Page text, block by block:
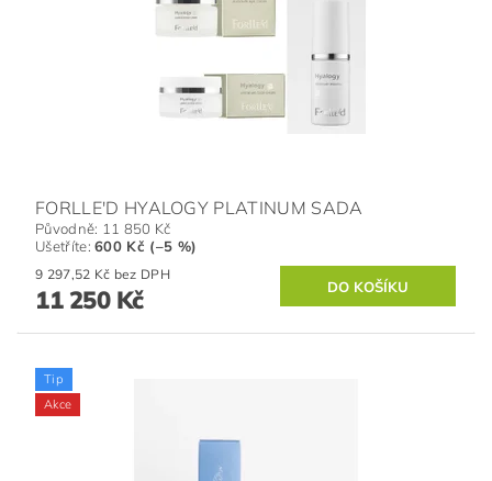
FORLLE'D HYALOGY PLATINUM SADA
Původně: 11 850 Kč
Ušetříte:600 Kč (–5 %)
9 297,52 Kč bez DPH
11 250 Kč
Tip
Akce